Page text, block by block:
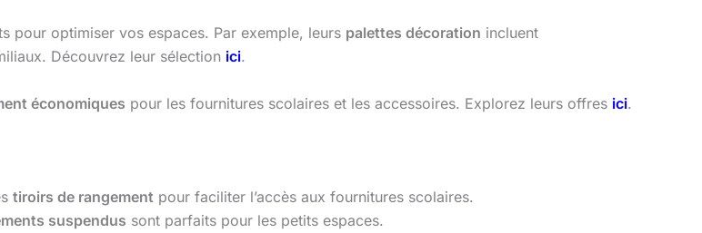
pour optimiser vos espaces. Par exemple, leurs palettes décoration incluent
Découvrez leur sélection ici.
économiques pour les fournitures scolaires et les accessoires. Explorez leurs offres ici.
tiroirs de rangement pour faciliter l’accès aux fournitures scolaires.
suspendus sont parfaits pour les petits espaces.